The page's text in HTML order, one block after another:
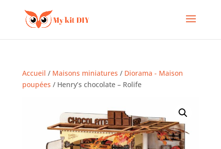
Accueil / Maisons miniatures / Diorama - Maison
poupées / Henry’s chocolate – Rolife